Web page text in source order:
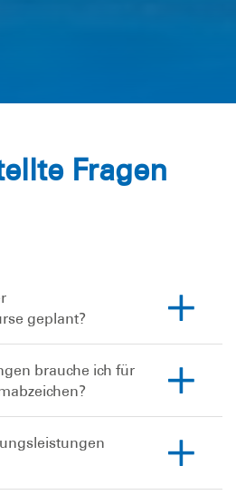
Fragen
geplant?
brauche ich für